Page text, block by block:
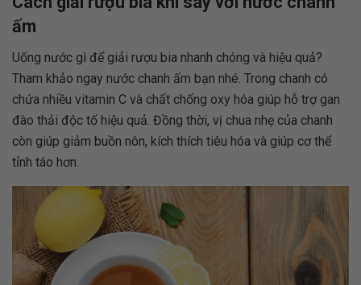
ấm
Uống nước gì để giải rượu bia nhanh chóng và hiệu quả?
Tham khảo ngay nước chanh ấm bạn nhé. Trong chanh có
chứa nhiều vitamin C và chất chống oxy hóa giúp hỗ trợ gan
đào thải độc tố hiệu quả. Đồng thời, vị chua nhẹ của chanh
còn giúp giảm buồn nôn, kích thích tiêu hóa và giúp cơ thể
tỉnh táo hơn.